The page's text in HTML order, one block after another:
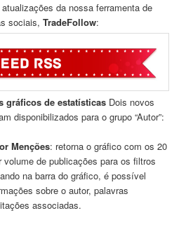
da nossa ferramenta de
sociais,TradeFollow:
gráficos de estatísticas Dois novos
disponibilizados para o grupo “Autor”:
Menções: retorna o gráfico com os 20
volume de publicações para os filtros
na barra do gráfico, é possível
sobre o autor, palavras
associadas.